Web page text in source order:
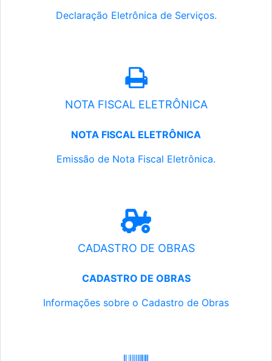
Declaração Eletrônica de Serviços.
NOTA FISCAL ELETRÔNICA
NOTA FISCAL ELETRÔNICA
Emissão de Nota Fiscal Eletrônica.
CADASTRO DE OBRAS
CADASTRO DE OBRAS
Informações sobre o Cadastro de Obras